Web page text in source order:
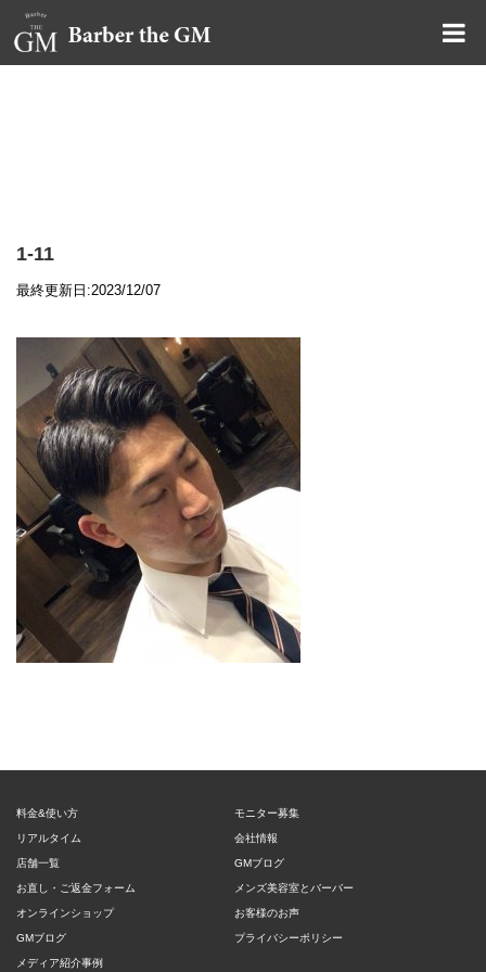
1-11
最終更新日:2023/12/07
料金&使い方
リアルタイム
店舗一覧
お直し・ご返金フォーム
オンラインショップ
GMブログ
メディア紹介事例
モニター募集
会社情報
GMブログ
メンズ美容室とバーバー
お客様のお声
プライバシーポリシー